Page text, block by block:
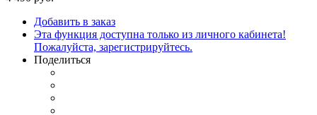
Добавить в заказ
Эта функция доступна только из личного кабинета!
Пожалуйста, зарегистрируйтесь.
Поделиться